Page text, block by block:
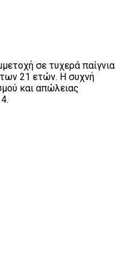
σε τυχερά παίγνια
21 ετών. Η συχνή
και απώλειας